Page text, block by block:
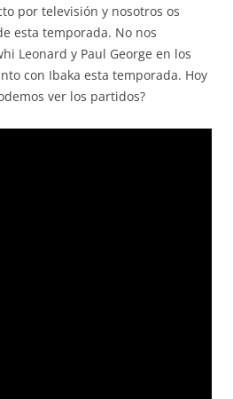
por televisión y nosotros os
esta temporada. No nos
Leonard y Paul George en los
con Ibaka esta temporada. Hoy
ver los partidos?